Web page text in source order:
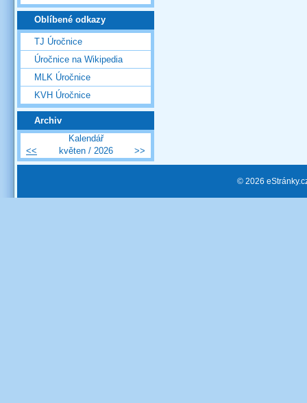
Oblíbené odkazy
TJ Úročnice
Úročnice na Wikipedia
MLK Úročnice
KVH Úročnice
Archiv
Kalendář
<<
květen / 2026 >>
© 2026